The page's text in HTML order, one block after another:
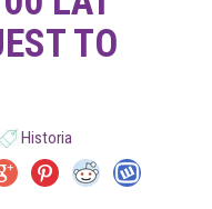
TO
Historia